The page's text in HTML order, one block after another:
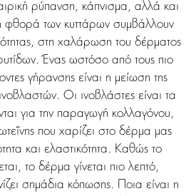
ρύπανση, κάπνισμα, αλλά και
φθορά των κυττάρων συμβάλλουν
στη χαλάρωση του δέρματος
Ένας ωστόσο από τους πιο
γήρανσης είναι η μείωση της
Οι ινοβλάστες είναι τα
για την παραγωγή κολλαγόνου,
που χαρίζει στο δέρμα μας
και ελαστικότητα. Καθώς το
το δέρμα γίνεται πιο λεπτό,
σημάδια κόπωσης. Ποια είναι η